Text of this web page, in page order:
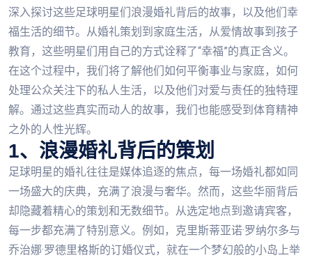
深入探讨这些足球明星们浪漫婚礼背后的故事，以及他们幸
福生活的细节。从婚礼策划到家庭生活，从爱情故事到孩子
教育，这些明星们用自己的方式诠释了“幸福”的真正含义。
在这个过程中，我们将了解他们如何平衡事业与家庭，如何
处理公众关注下的私人生活，以及他们对爱与责任的独特理
解。通过这些真实而动人的故事，我们也能感受到体育精神
之外的人性光辉。
1、浪漫婚礼背后的策划
足球明星的婚礼往往是媒体追逐的焦点，每一场婚礼都如同
一场盛大的庆典，充满了浪漫与奢华。然而，这些华丽背后
却隐藏着精心的策划和无数细节。从选定地点到邀请宾客，
每一步都充满了特别意义。例如，克里斯蒂亚诺·罗纳尔多与
乔治娜·罗德里格斯的订婚仪式，就在一个梦幻般的小岛上举